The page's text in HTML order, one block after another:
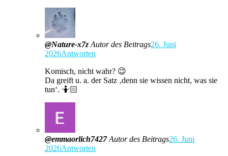
@Nature-x7z Autor des Beitrags26. Juni
2026Antworten
Komisch, nicht wahr? 😉
Da greift u. a. der Satz ‚denn sie wissen nicht, was sie
tun‘. 🤷🏻
@emmaorlich7427 Autor des Beitrags26. Juni
2026Antworten